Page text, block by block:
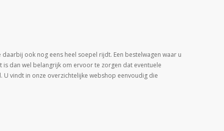
ook nog eens heel soepel rijdt. Een bestelwagen waar u
dan wel belangrijk om ervoor te zorgen dat eventuele
vindt in onze overzichtelijke webshop eenvoudig die